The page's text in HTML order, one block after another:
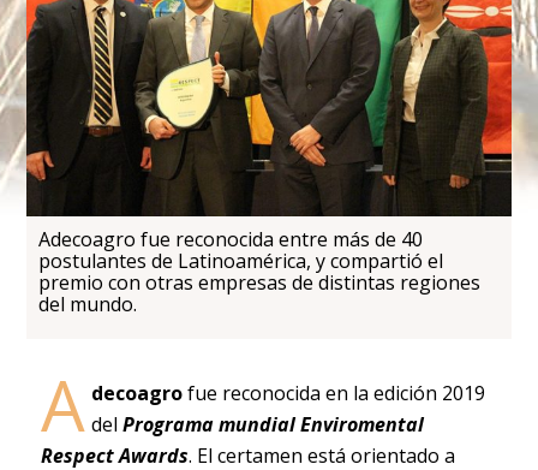
Adecoagro fue reconocida entre más de 40
postulantes de Latinoamérica, y compartió el
premio con otras empresas de distintas regiones
del mundo.
A decoagrofue reconocida en la edición 2019
del Programa mundial Enviromental
Respect Awards. El certamen está orientado a